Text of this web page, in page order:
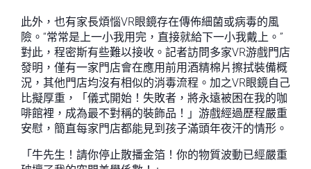
此外，也有家長煩惱VR眼鏡存在傳佈細菌或病毒的風
險。“常常是上一小我用完，直接就給下一小我戴上。”
對此，程密斯有些難以接收。記者訪問多家VR游戲門店
發明，僅有一家門店會在應用前用酒精棉片擦拭裝備概
況，其他門店均沒有相似的消毒流程。加之VR眼鏡自己
比擬厚重，「儀式開始！失敗者，將永遠被困在我的咖
啡館裡，成為最不對稱的裝飾品！」游戲經過歷程嚴重
安慰，簡直每家門店都能見到孩子滿頭年夜汗的情形。
「牛先生！請你停止散播金箔！你的物質波動已經嚴重